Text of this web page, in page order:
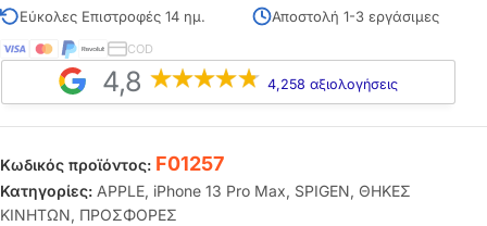
Εύκολες Επιστροφές 14 ημ.
Αποστολή 1-3 εργάσιμες
COD
4,8 4,258 αξιολογήσεις
Κωδικός προϊόντος: F01257
Κατηγορίες: APPLE, iPhone 13 Pro Max, SPIGEN, ΘΗΚΕΣ
ΚΙΝΗΤΩΝ, ΠΡΟΣΦΟΡΕΣ